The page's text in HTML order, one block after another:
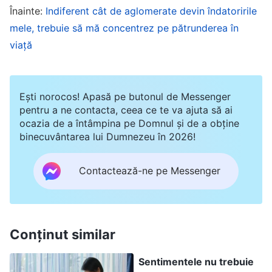
vă este scut”(Cuvântul, Vol. 1: Arătarea și lucrarea
lui Dumnezeu, „Cuvântări ale lui Hristos la început”,
Capitolul 26)
credință și curaj. Dumnezeu era sprijinul meu și,
atât timp cât aveam încredere în El și mă bizuiam
pe El, avea să fie cu mine. Acum, că Liu Wei
fusese arestată, trebuia să găsesc o cale să mut
cărțile conținând cuvintele lui Dumnezeu și pe cei
care își îndeplineau îndatoririle. Aceasta era
datoria și responsabilitatea mea. În acest
noapte, puțin după ora 22, eu și un frate am
Înainte: Indiferent cât de aglomerate devin îndatoririle
mele, trebuie să mă concentrez pe pătrunderea în
viață
Ești norocos! Apasă pe butonul de Messenger
pentru a ne contacta, ceea ce te va ajuta să ai
ocazia de a întâmpina pe Domnul și de a obține
binecuvântarea lui Dumnezeu în 2026!
Contactează-ne pe Messenger
Conținut similar
Sentimentele nu trebuie